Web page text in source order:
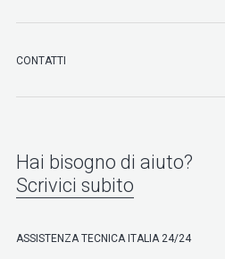
CONTATTI
Hai bisogno di aiuto?
Scrivici subito
ASSISTENZA TECNICA ITALIA 24/24